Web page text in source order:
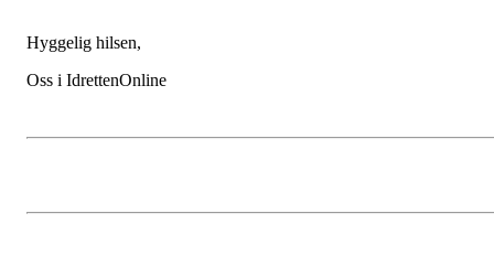
Hyggelig hilsen,
Oss i IdrettenOnline